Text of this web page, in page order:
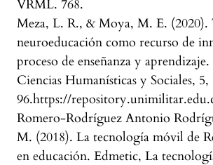
VRML. 768.
Meza, L. R., & Moya, M. E.
neuroeducación como recurso de
proceso de enseñanza y
Ciencias Humanísticas y Sociales, 5,
96.https://
Romero-Rodríguez Antonio
M. (2018). La tecnología móvil de
en educación. Edmetic, La